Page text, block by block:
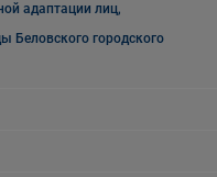
адаптации лиц,
Беловского городского